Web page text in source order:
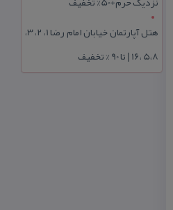
هتل آپارتمان خیابان امام رضا 1، 2، 3،
5،8 ،16 | تا 90 % تخفیف